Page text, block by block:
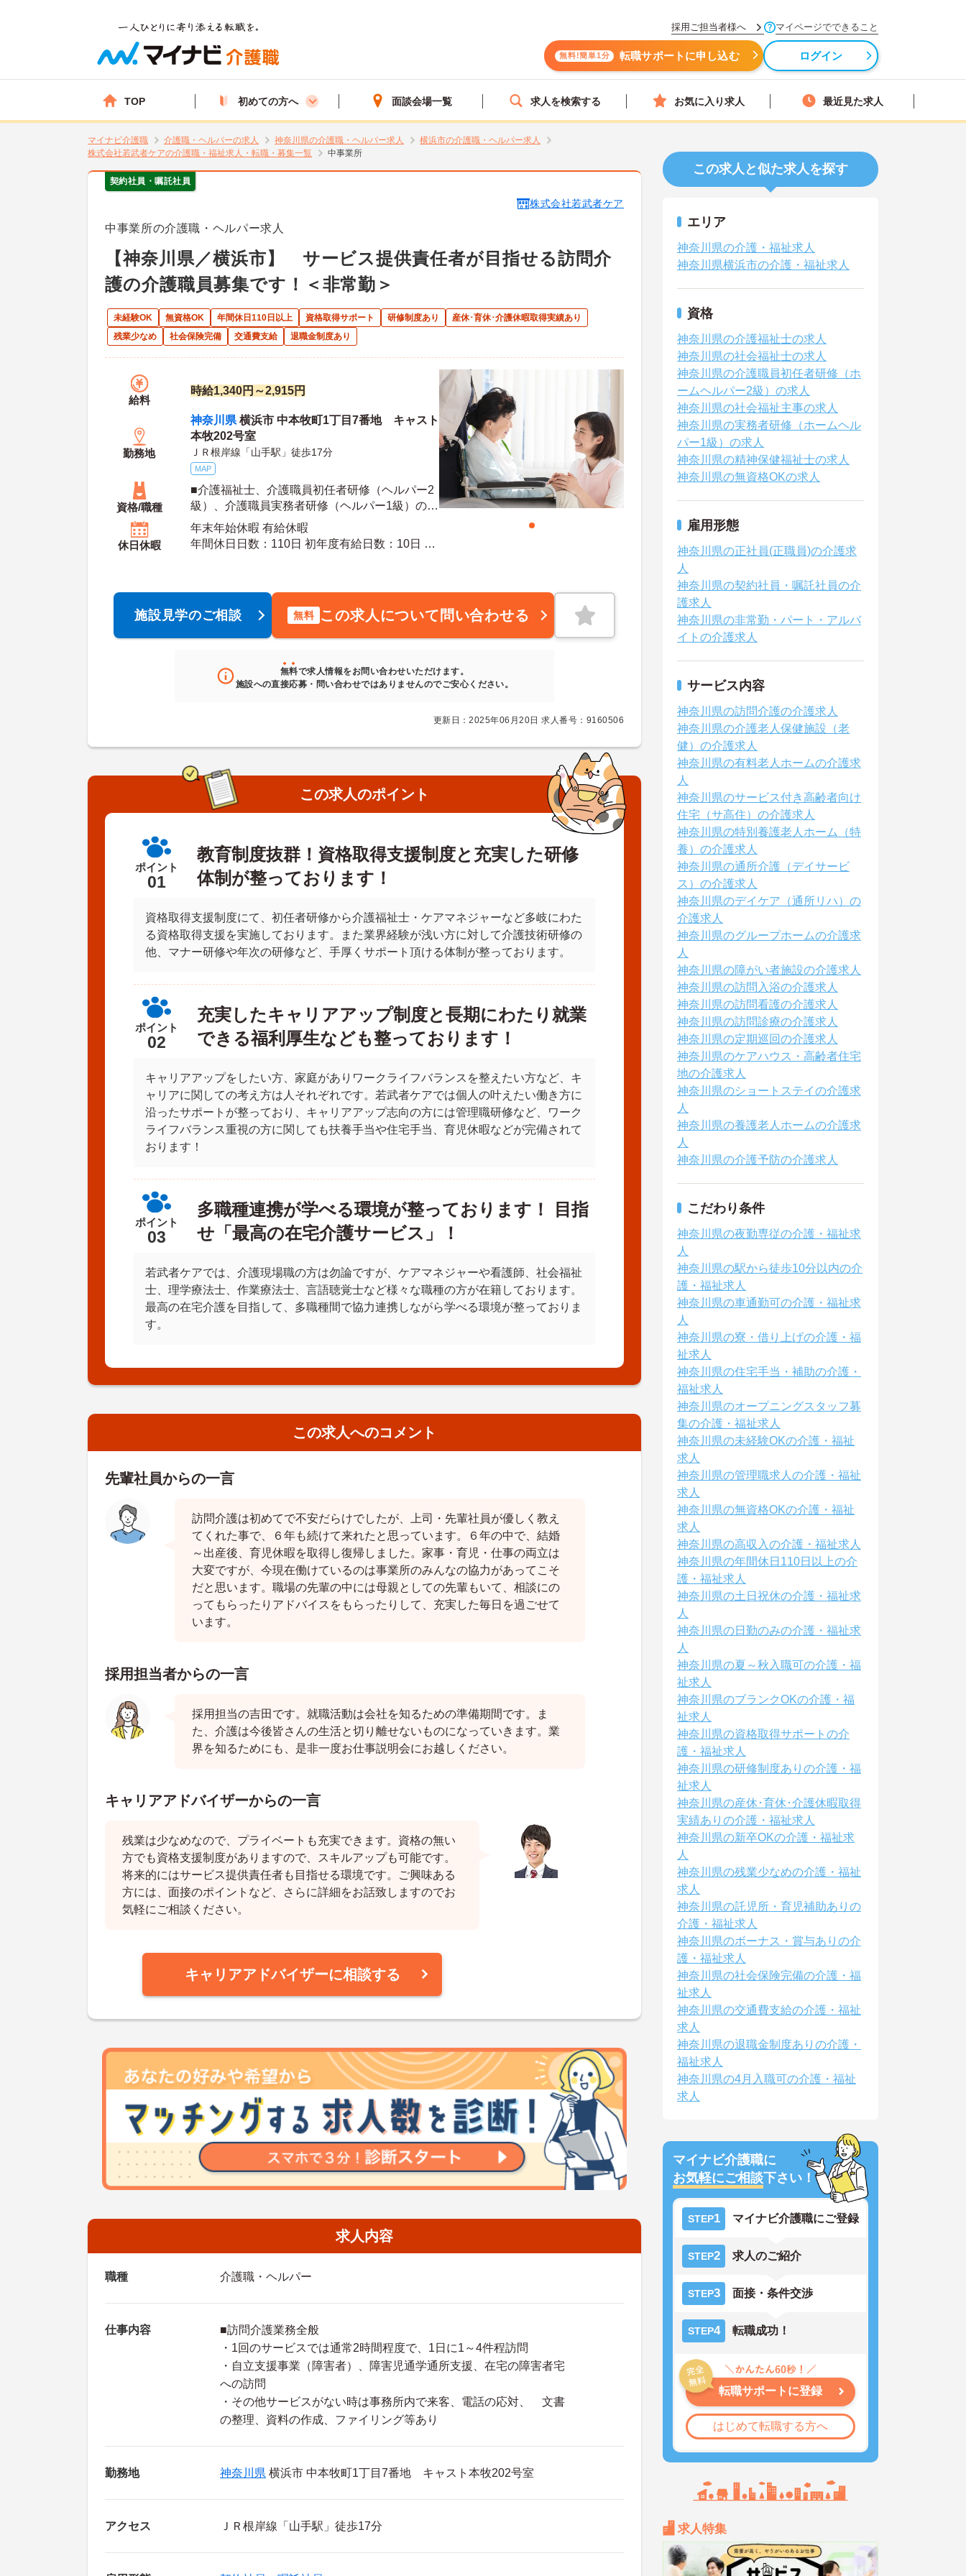
採用ご担当者様へ マイページでできること
無料!簡単1分 転職サポートに申し込む ログイン
TOP 初めての方へ 面談会場一覧 求人を検索する お気に入り求人 最近見た求人
マイナビ介護職 介護職・ヘルパーの求人 神奈川県の介護職・ヘルパー求人
横浜市の介護職・ヘルパー求人
株式会社若武者ケアの介護職・福祉求人・転職・募集一覧
中事業所
契約社員・嘱託社員
株式会社若武者ケア
中事業所の介護職・ヘルパー求人
【神奈川県／横浜市】 サービス提供責任者が目指せる訪問介
護の介護職員募集です！＜非常勤＞
未経験OK 無資格OK 年間休日110日以上 資格取得サポート 研修制度あり
産休･育休･介護休暇取得実績あり
残業少なめ
社会保険完備 交通費支給 退職金制度あり
給料
時給1,340円～2,915円
勤務地
神奈川県 横浜市 中本牧町1丁目7番地 キャスト
本牧202号室
ＪＲ根岸線「山手駅」徒歩17分
MAP
資格/職種
■介護福祉士、介護職員初任者研修（ヘルパー2
級）、介護職員実務者研修（ヘルパー1級）のい
ずれか ■普通自動車運転免許 ※無資格の方も相
談可
休日休暇
年末年始休暇 有給休暇
年間休日日数：110日 初年度有給日数：10日 最
施設見学のご相談 無料 この求人について問い合わせる
無料で求人情報をお問い合わせいただけます。
施設への直接応募・問い合わせではありませんのでご安心ください。
更新日：2025年06月20日 求人番号：9160506
この求人のポイント
ポイント
01
教育制度抜群！資格取得支援制度と充実した研修
体制が整っております！
資格取得支援制度にて、初任者研修から介護福祉士・ケアマネジャーなど多岐にわた
る資格取得支援を実施しております。また業界経験が浅い方に対して介護技術研修の
他、マナー研修や年次の研修など、手厚くサポート頂ける体制が整っております。
ポイント
02
充実したキャリアアップ制度と長期にわたり就業
できる福利厚生なども整っております！
キャリアアップをしたい方、家庭がありワークライフバランスを整えたい方など、キ
ャリアに関しての考え方は人それぞれです。若武者ケアでは個人の叶えたい働き方に
沿ったサポートが整っており、キャリアアップ志向の方には管理職研修など、ワーク
ライフバランス重視の方に関しても扶養手当や住宅手当、育児休暇などが完備されて
おります！
ポイント
03
多職種連携が学べる環境が整っております！ 目指
せ「最高の在宅介護サービス」！
若武者ケアでは、介護現場職の方は勿論ですが、ケアマネジャーや看護師、社会福祉
士、理学療法士、作業療法士、言語聴覚士など様々な職種の方が在籍しております。
最高の在宅介護を目指して、多職種間で協力連携しながら学べる環境が整っておりま
す。
この求人へのコメント
先輩社員からの一言
訪問介護は初めてで不安だらけでしたが、上司・先輩社員が優しく教え
てくれた事で、６年も続けて来れたと思っています。６年の中で、結婚
～出産後、育児休暇を取得し復帰しました。家事・育児・仕事の両立は
大変ですが、今現在働けているのは事業所のみんなの協力があってこそ
だと思います。職場の先輩の中には母親としての先輩もいて、相談にの
ってもらったりアドバイスをもらったりして、充実した毎日を過ごせて
います。
採用担当者からの一言
採用担当の吉田です。就職活動は会社を知るための準備期間です。ま
た、介護は今後皆さんの生活と切り離せないものになっていきます。業
界を知るためにも、是非一度お仕事説明会にお越しください。
キャリアアドバイザーからの一言
残業は少なめなので、プライベートも充実できます。資格の無い
方でも資格支援制度がありますので、スキルアップも可能です。
将来的にはサービス提供責任者も目指せる環境です。ご興味ある
方には、面接のポイントなど、さらに詳細をお話致しますのでお
気軽にご相談ください。
キャリアアドバイザーに相談する
求人内容
職種 介護職・ヘルパー
仕事内容
■訪問介護業務全般
・1回のサービスでは通常2時間程度で、1日に1～4件程訪問
・自立支援事業（障害者）、障害児通学通所支援、在宅の障害者宅
への訪問
・その他サービスがない時は事務所内で来客、電話の応対、 文書
の整理、資料の作成、ファイリング等あり
勤務地 神奈川県 横浜市 中本牧町1丁目7番地 キャスト本牧202号室
アクセス ＪＲ根岸線「山手駅」徒歩17分
この求人と似た求人を探す
エリア
神奈川県の介護・福祉求人
神奈川県横浜市の介護・福祉求人
資格
神奈川県の介護福祉士の求人
神奈川県の社会福祉士の求人
神奈川県の介護職員初任者研修（ホ
ームヘルパー2級）の求人
神奈川県の社会福祉主事の求人
神奈川県の実務者研修（ホームヘル
パー1級）の求人
神奈川県の精神保健福祉士の求人
神奈川県の無資格OKの求人
雇用形態
神奈川県の正社員(正職員)の介護求
人
神奈川県の契約社員・嘱託社員の介
護求人
神奈川県の非常勤・パート・アルバ
イトの介護求人
サービス内容
神奈川県の訪問介護の介護求人
神奈川県の介護老人保健施設（老
健）の介護求人
神奈川県の有料老人ホームの介護求
人
神奈川県のサービス付き高齢者向け
住宅（サ高住）の介護求人
神奈川県の特別養護老人ホーム（特
養）の介護求人
神奈川県の通所介護（デイサービ
ス）の介護求人
神奈川県のデイケア（通所リハ）の
介護求人
神奈川県のグループホームの介護求
人
神奈川県の障がい者施設の介護求人
神奈川県の訪問入浴の介護求人
神奈川県の訪問看護の介護求人
神奈川県の訪問診療の介護求人
神奈川県の定期巡回の介護求人
神奈川県のケアハウス・高齢者住宅
地の介護求人
神奈川県のショートステイの介護求
人
神奈川県の養護老人ホームの介護求
人
神奈川県の介護予防の介護求人
こだわり条件
神奈川県の夜勤専従の介護・福祉求
人
神奈川県の駅から徒歩10分以内の介
護・福祉求人
神奈川県の車通勤可の介護・福祉求
人
神奈川県の寮・借り上げの介護・福
祉求人
神奈川県の住宅手当・補助の介護・
福祉求人
神奈川県のオープニングスタッフ募
集の介護・福祉求人
神奈川県の未経験OKの介護・福祉
求人
神奈川県の管理職求人の介護・福祉
求人
神奈川県の無資格OKの介護・福祉
求人
神奈川県の高収入の介護・福祉求人
神奈川県の年間休日110日以上の介
護・福祉求人
神奈川県の土日祝休の介護・福祉求
人
神奈川県の日勤のみの介護・福祉求
人
神奈川県の夏～秋入職可の介護・福
祉求人
神奈川県のブランクOKの介護・福
祉求人
神奈川県の資格取得サポートの介
護・福祉求人
神奈川県の研修制度ありの介護・福
祉求人
神奈川県の産休･育休･介護休暇取得
実績ありの介護・福祉求人
神奈川県の新卒OKの介護・福祉求
人
神奈川県の残業少なめの介護・福祉
求人
神奈川県の託児所・育児補助ありの
介護・福祉求人
神奈川県のボーナス・賞与ありの介
護・福祉求人
神奈川県の社会保険完備の介護・福
祉求人
神奈川県の交通費支給の介護・福祉
求人
神奈川県の退職金制度ありの介護・
福祉求人
神奈川県の4月入職可の介護・福祉
求人
マイナビ介護職に
お気軽にご相談下さい！
STEP1 マイナビ介護職にご登録
STEP2 求人のご紹介
STEP3 面接・条件交渉
STEP4 転職成功！
転職サポートに登録
はじめて転職する方へ
求人特集